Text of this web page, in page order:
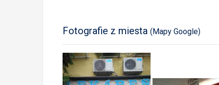
Fotografie z miesta (Mapy Google)